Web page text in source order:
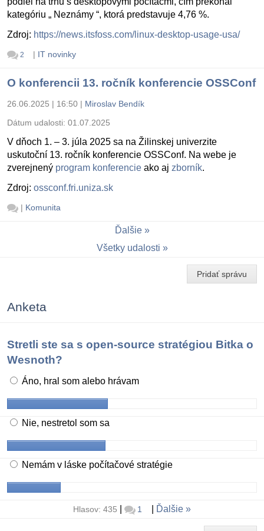
kategóriu „ Neznámy “, ktorá predstavuje 4,76 %.
Zdroj: https://news.itsfoss.com/linux-desktop-usage-usa/
2 | IT novinky
O konferencii 13. ročník konferencie OSSConf
26.06.2025 | 16:50 | Miroslav Bendík
Dátum udalosti: 01.07.2025
V dňoch 1. – 3. júla 2025 sa na Žilinskej univerzite
uskutoční 13. ročník konferencie OSSConf. Na webe je
zverejnený program konferencie ako aj zborník.
Zdroj: ossconf.fri.uniza.sk
| Komunita
Ďalšie
Všetky udalosti
Pridať správu
Anketa
Stretli ste sa s open-source stratégiou Bitka o
Wesnoth?
Áno, hral som alebo hrávam
Nie, nestretol som sa
Nemám v láske počítačové stratégie
Hlasov: 435 1 Ďalšie